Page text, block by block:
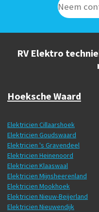
Neem
RV Elektro
Hoeksche Waard
Elektricien Cillaarshoek
Elektricien Goudswaard
Elektricien 's Gravendeel
Elektricien Heinenoord
Elektricien Klaaswaal
Elektricien Mijnsheerenland
Elektricien Mookhoek
Elektricien Nieuw-Beijerland
Elektricien Nieuwendijk